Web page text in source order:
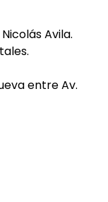
Avila.
entre Av.